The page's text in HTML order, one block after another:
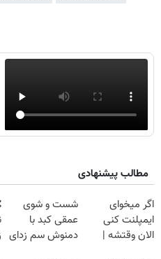
مطالب پیشنهادی
اگر میخوای
ایمپلنت کنی
الان وقتشه |
شست و شوی
عمقی کبد با
دمنوش سم زدای